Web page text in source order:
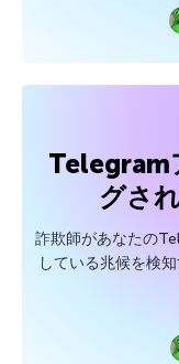
Telegram
グさ
詐欺師があなたの
している兆候を検